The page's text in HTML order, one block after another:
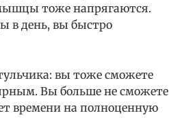
тоже напрягаются.
в день, вы быстро
вы тоже сможете
Вы больше не сможете
времени на полноценную